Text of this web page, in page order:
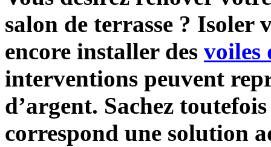
salon de terrasse ? Isoler
encore installer des voiles
interventions peuvent
d’argent. Sachez
correspond une solution